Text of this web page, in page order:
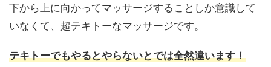
下から上に向かってマッサージすることしか意識して
いなくて、超テキトーなマッサージです。
テキトーでもやるとやらないとでは全然違います！